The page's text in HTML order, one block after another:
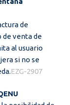
de
venta de
al usuario
si no se
EZG-2907